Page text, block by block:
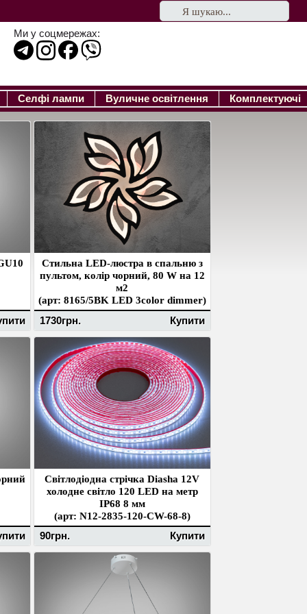
Ми у соцмережах:
Селфі лампи Вуличне освітлення Комплектуючі
Стильна LED-люстра в спальню з
пультом, колір чорний, 80 W на 12
м2
(арт: 8165/5BK LED 3color dimmer)
1730грн. Купити
Світлодіодна стрічка Diasha 12V
холодне світло 120 LED на метр
IP68 8 мм
(арт: N12-2835-120-CW-68-8)
90грн. Купити